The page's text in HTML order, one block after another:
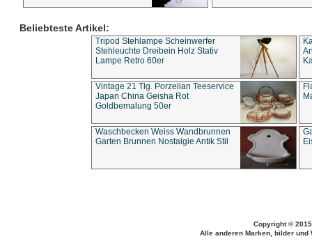
Beliebteste Artikel:
Tripod Stehlampe Scheinwerfer
Stehleuchte Dreibein Holz Stativ
Lampe Retro 60er
Vintage 21 Tlg. Porzellan Teeservice
Japan China Geisha Rot
Goldbemalung 50er
Waschbecken Weiss Wandbrunnen
Garten Brunnen Nostalgie Antik Stil
Copyright ©
Alle anderen Marken, bilder und